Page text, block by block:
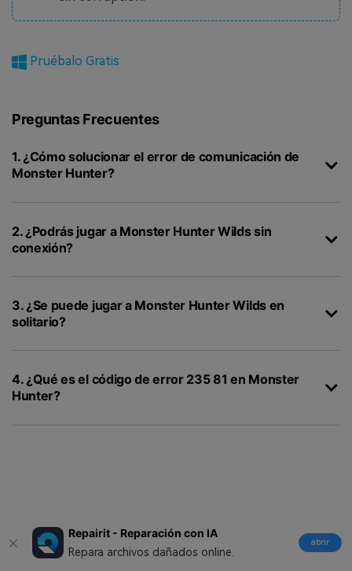
Repairit - Reparación con IA
Repara archivos dañados online.
abrir
Pruébalo Gratis
Preguntas Frecuentes
1. ¿Cómo solucionar el error de comunicación de
Monster Hunter?
2. ¿Podrás jugar a Monster Hunter Wilds sin
conexión?
3. ¿Se puede jugar a Monster Hunter Wilds en
solitario?
4. ¿Qué es el código de error 235 81 en Monster
Hunter?
Síguenos en: